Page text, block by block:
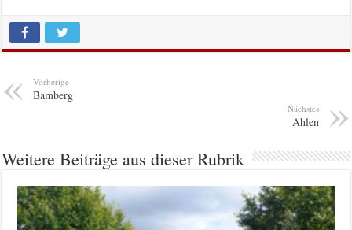
Vorherige
Bamberg
Nächstes
Ahlen
Weitere Beiträge aus dieser Rubrik